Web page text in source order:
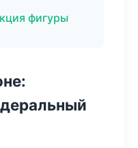
фигуры